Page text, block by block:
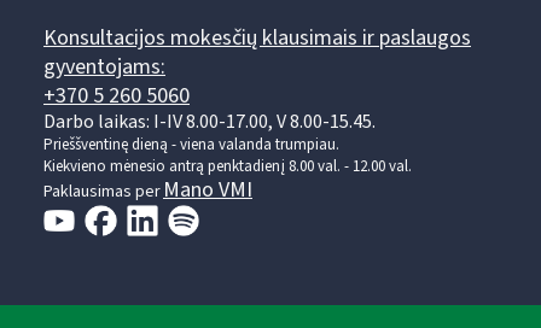
Konsultacijos mokesčių klausimais ir paslaugos
gyventojams:
+370 5 260 5060
Darbo laikas: I-IV 8.00-17.00, V 8.00-15.45.
Prieššventinę dieną - viena valanda trumpiau.
Kiekvieno mėnesio antrą penktadienį 8.00 val. - 12.00 val.
Paklausimas per Mano VMI